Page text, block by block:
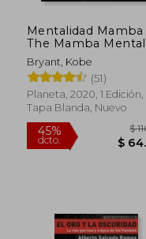
Mentalidad
The Mamba
Los Secretos de Mi
Éxito
Bryant, Kobe
(51)
Planeta, 2020, 1 Edición,
Tapa Blanda, Nuevo